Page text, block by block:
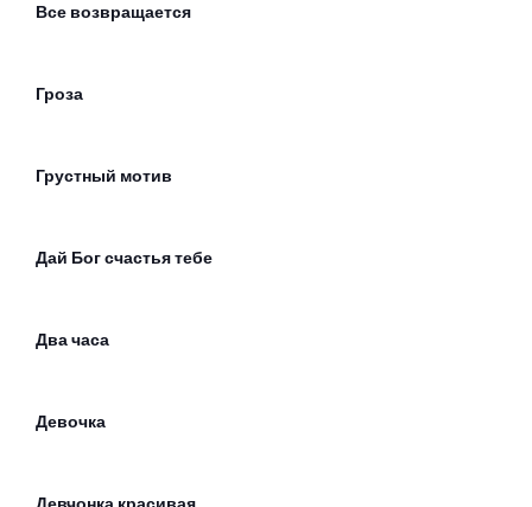
Все возвращается
Гроза
Грустный мотив
Дай Бог счастья тебе
Два часа
Девочка